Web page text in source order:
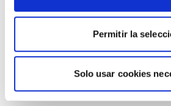
Permitir la
Solo usar cookies